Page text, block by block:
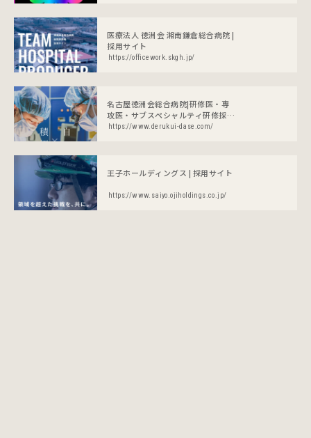
医療法人 徳洲会 湘南鎌倉総合病院 |
採用サイト
https://officework.skgh.jp/
名古屋徳洲会総合病院|研修医・専
攻医・サブスペシャルティ研修採用
サイト
https://www.derukui-dase.com/
王子ホールディングス | 採用サイト
https://www.saiyo.ojiholdings.co.jp/